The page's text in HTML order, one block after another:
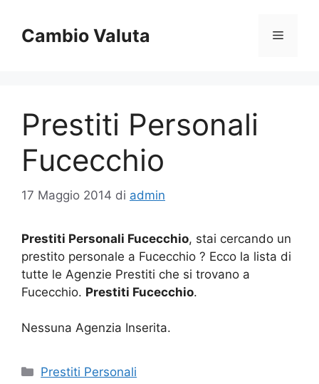
contenuto
Cambio Valuta Menu
Prestiti Personali
Fucecchio
17 Maggio 2014 di admin
Prestiti Personali Fucecchio, stai cercando un
prestito personale a Fucecchio ? Ecco la lista di
tutte le Agenzie Prestiti che si trovano a
Fucecchio. Prestiti Fucecchio.
Nessuna Agenzia Inserita.
Categorie
Prestiti Personali